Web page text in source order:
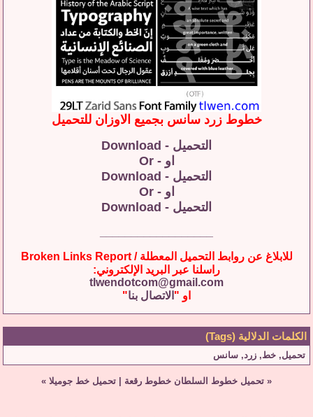
خطوط زرد سانس بجميع الاوزان للتحميل
التحميل - Download
او - Or
التحميل - Download
او - Or
التحميل - Download
للابلاغ عن روابط التحميل المعطلة / Broken Links Report
راسلنا عبر البريد الإلكتروني:
tlwendotcom@gmail.com
او " الاتصال بنا"
الكلمات الدلالية (Tags)
تحميل, خط, زرد, سانس
« تحميل خطوط السلطان خطوط رقعة تحميل خط جوميلا »